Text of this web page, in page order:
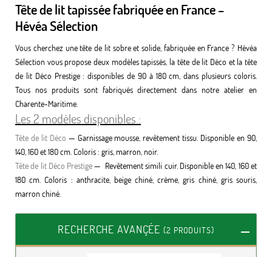
Tête de lit tapissée fabriquée en France –
Hévéa Sélection
Vous cherchez une tête de lit sobre et solide, fabriquée en France ? Hévéa
Sélection vous propose deux modèles tapissés, la tête de lit Déco et la tête
de lit Déco Prestige : disponibles de 90 à 180 cm, dans plusieurs coloris.
Tous nos produits sont fabriqués directement dans notre atelier en
Charente-Maritime.
Les 2 modèles disponibles :
Tête de lit Déco — Garnissage mousse, revêtement tissu. Disponible en 90,
140, 160 et 180 cm. Coloris : gris, marron, noir.
Tête de lit Déco Prestige— Revêtement simili cuir. Disponible en 140, 160 et
180 cm. Coloris : anthracite, beige chiné, crème, gris chiné, gris souris,
marron chiné.
RECHERCHE AVANÇÉE(2 PRODUITS)